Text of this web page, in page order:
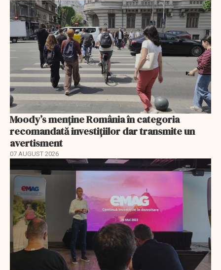
Moody’s menține România în categoria
recomandată investițiilor dar transmite un
avertisment
07 AUGUST 2026